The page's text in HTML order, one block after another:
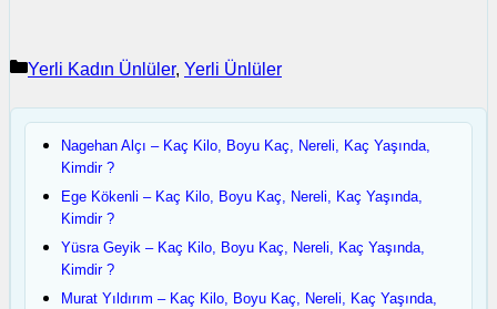
Kategoriler
Yerli Kadın Ünlüler, Yerli Ünlüler
Nagehan Alçı – Kaç Kilo, Boyu Kaç, Nereli, Kaç Yaşında,
Kimdir ?
Ege Kökenli – Kaç Kilo, Boyu Kaç, Nereli, Kaç Yaşında,
Kimdir ?
Yüsra Geyik – Kaç Kilo, Boyu Kaç, Nereli, Kaç Yaşında,
Kimdir ?
Murat Yıldırım – Kaç Kilo, Boyu Kaç, Nereli, Kaç Yaşında,